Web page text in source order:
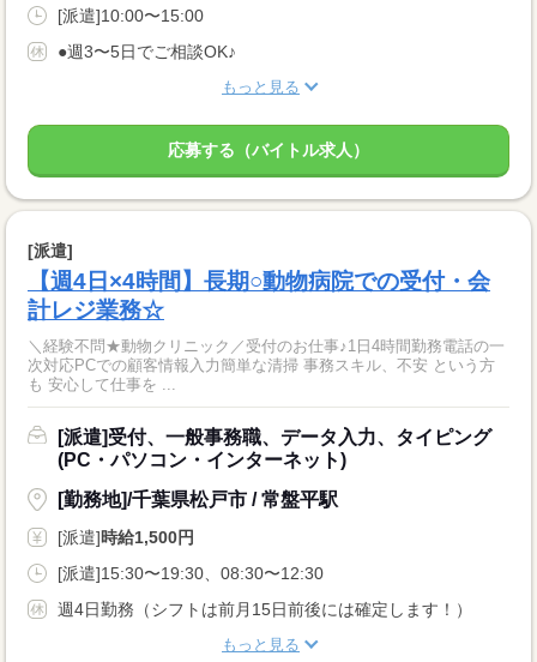
[派遣]10:00〜15:00
●週3〜5日でご相談OK♪
もっと見る
応募する（バイトル求人）
[派遣]
【週4日×4時間】長期○動物病院での受付・会
計レジ業務☆
＼経験不問★動物クリニック／受付のお仕事♪1日4時間勤務電話の一
次対応PCでの顧客情報入力簡単な清掃 事務スキル、不安 という方
も 安心して仕事を ...
[派遣]受付、一般事務職、データ入力、タイピング
(PC・パソコン・インターネット)
[勤務地]/千葉県松戸市 / 常盤平駅
[派遣]時給1,500円
[派遣]15:30〜19:30、08:30〜12:30
週4日勤務（シフトは前月15日前後には確定します！）
もっと見る